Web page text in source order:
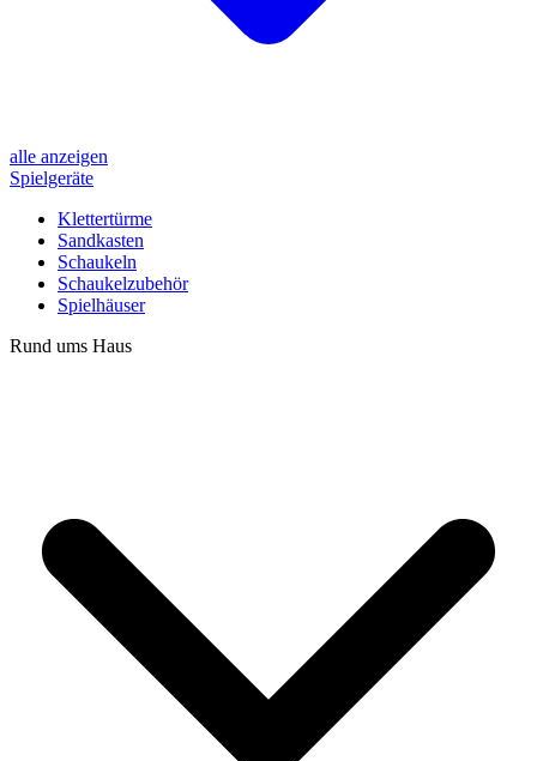
alle anzeigen
Spielgeräte
Klettertürme
Sandkasten
Schaukeln
Schaukelzubehör
Spielhäuser
Rund ums Haus